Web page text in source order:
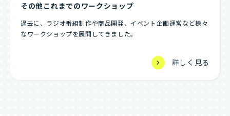
その他これまでのワークショップ
過去に、ラジオ番組制作や商品開発、イベント企画運営など様々
なワークショップを展開してきました。
詳しく見る